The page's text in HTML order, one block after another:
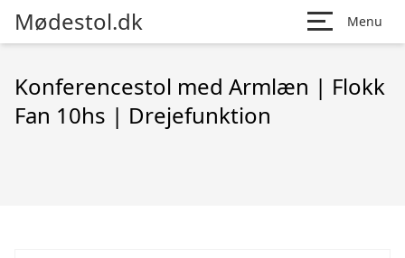
Mødestol.dk Menu
Konferencestol med Armlæn | Flokk
Fan 10hs | Drejefunktion